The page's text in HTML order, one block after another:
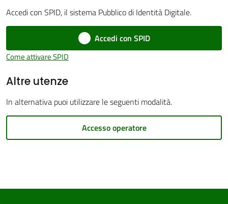
PNRR
Menu selezionato
on-
line
gli
Accedi con SPID, il sistema Pubblico di Identità Digitale.
Accedi con SPID
Come attivare SPID
Altre utenze
In alternativa puoi utilizzare le seguenti modalità.
Accesso operatore